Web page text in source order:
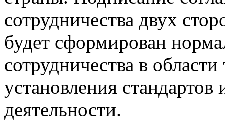
сотрудничества двух
будет сформирован
сотрудничества в
установления
деятельности.